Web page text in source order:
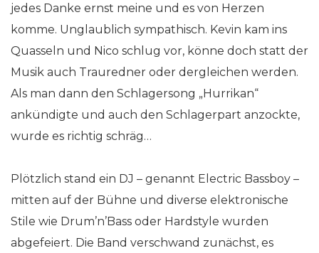
jedes Danke ernst meine und es von Herzen
komme. Unglaublich sympathisch. Kevin kam ins
Quasseln und Nico schlug vor, könne doch statt der
Musik auch Trauredner oder dergleichen werden.
Als man dann den Schlagersong „Hurrikan“
ankündigte und auch den Schlagerpart anzockte,
wurde es richtig schräg…
Plötzlich stand ein DJ – genannt Electric Bassboy –
mitten auf der Bühne und diverse elektronische
Stile wie Drum’n’Bass oder Hardstyle wurden
abgefeiert. Die Band verschwand zunächst, es